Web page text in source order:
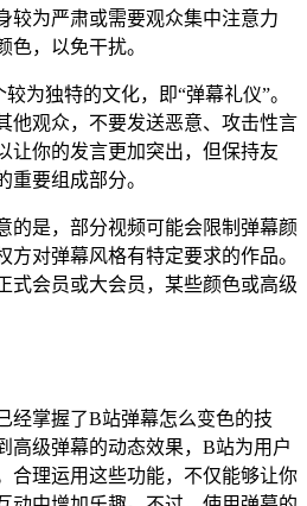
较为严肃或需要观众集中注意力
色，以免干扰。
为独特的文化，即“弹幕礼仪”。
他观众，不要发送恶意、攻击性言
让你的发言更加突出，但保持友
重要组成部分。
的是，部分视频可能会限制弹幕颜
方对弹幕风格有特定要求的作品。
式会员或大会员，某些颜色或高级
经掌握了B站弹幕怎么变色的技
高级弹幕的动态效果，B站为用户
合理运用这些功能，不仅能够让你